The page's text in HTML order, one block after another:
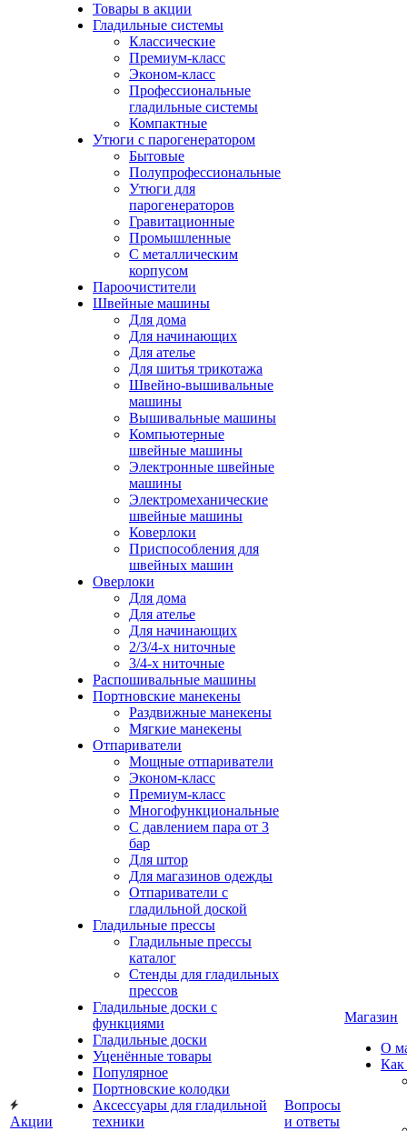
Акции
Товары в акции
Гладильные системы
Классические
Премиум-класс
Эконом-класс
Профессиональные
гладильные системы
Компактные
Утюги с парогенератором
Бытовые
Полупрофессиональные
Утюги для
парогенераторов
Гравитационные
Промышленные
С металлическим
корпусом
Пароочистители
Швейные машины
Для дома
Для начинающих
Для ателье
Для шитья трикотажа
Швейно-вышивальные
машины
Вышивальные машины
Компьютерные
швейные машины
Электронные швейные
машины
Электромеханические
швейные машины
Коверлоки
Приспособления для
швейных машин
Оверлоки
Для дома
Для ателье
Для начинающих
2/3/4-х ниточные
3/4-х ниточные
Распошивальные машины
Портновские манекены
Раздвижные манекены
Мягкие манекены
Отпариватели
Мощные отпариватели
Эконом-класс
Премиум-класс
Многофункциональные
С давлением пара от 3
бар
Для штор
Для магазинов одежды
Отпариватели с
гладильной доской
Гладильные прессы
Гладильные прессы
каталог
Стенды для гладильных
прессов
Гладильные доски с
функциями
Гладильные доски
Уценённые товары
Популярное
Портновские колодки
Аксессуары для гладильной
техники
Вопросы
и ответы
Магазин
О
Как